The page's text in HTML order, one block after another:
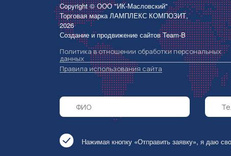
Copyright © ООО "ИК-Масловский"
Торговая марка ЛАМПЛЕКС КОМПОЗИТ,
2026
Создание и продвижение сайтовTeam-B
Политика в отношении обработки персональных
данных
Правила использования сайта
Нажимая кнопку «Отправить заявку», я даю